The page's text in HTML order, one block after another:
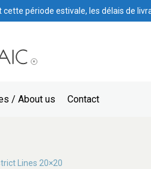
cette période estivale, les délais de
/ About us Contact
Lines 20×20